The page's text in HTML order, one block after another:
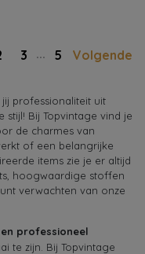
3 ... 5 Volgende
professionaliteit uit
Bij Topvintage vind je
de charmes van
of een belangrijke
items zie je er altijd
hoogwaardige stoffen
verwachten van onze
professioneel
te zijn. Bij Topvintage